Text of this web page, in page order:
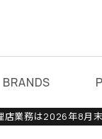
BRANDS
店業務は2026年8月